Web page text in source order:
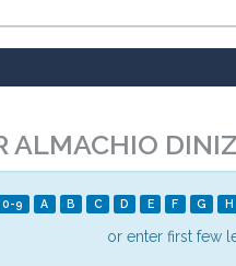
ALMACHIO DINIZ
0-9 A B C D E F G H
or enter first few